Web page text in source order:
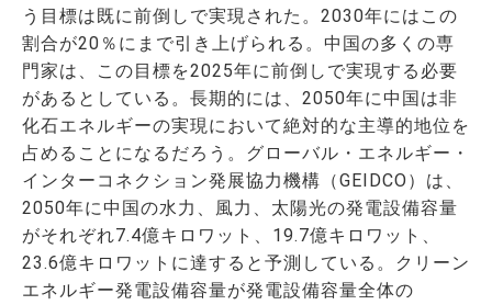
う目標は既に前倒しで実現された。2030年にはこの
割合が20％にまで引き上げられる。中国の多くの専
門家は、この目標を2025年に前倒しで実現する必要
があるとしている。長期的には、2050年に中国は非
化石エネルギーの実現において絶対的な主導的地位を
占めることになるだろう。グローバル・エネルギー・
インターコネクション発展協力機構（GEIDCO）は、
2050年に中国の水力、風力、太陽光の発電設備容量
がそれぞれ7.4億キロワット、19.7億キロワット、
23.6億キロワットに達すると予測している。クリーン
エネルギー発電設備容量が発電設備容量全体の